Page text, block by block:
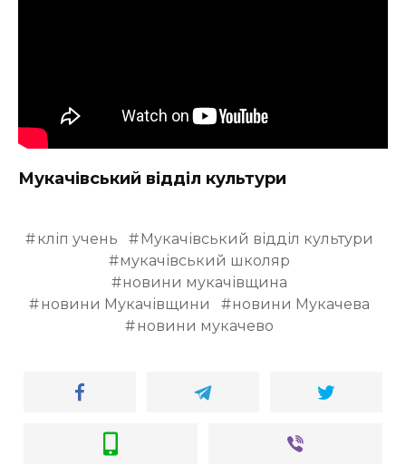
Мукачівський відділ культури
кліп учень
Мукачівський відділ культури
мукачівський школяр
новини мукачівщина
новини Мукачівщини
новини Мукачева
новини мукачево